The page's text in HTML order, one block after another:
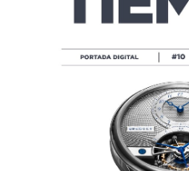
TIEMPO DE RELOJES 01/19/2017